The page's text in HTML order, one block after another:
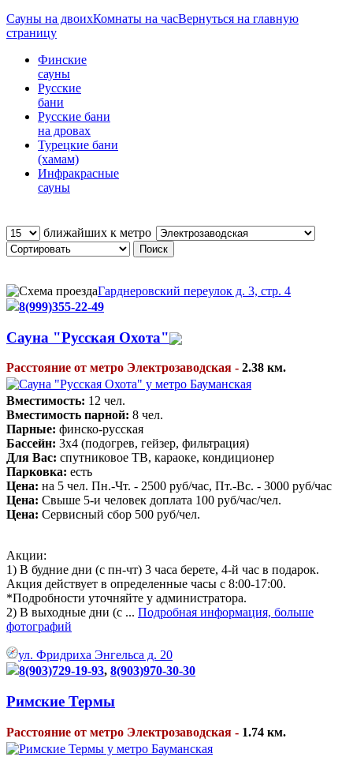
Сауны на двоихКомнаты на часВернуться на главную
страницу
Финские
сауны
Русские
бани
Русские бани
на дровах
Турецкие бани
(хамам)
Инфракрасные
сауны
ближайших к метро
Гарднеровский переулок д. 3, стр. 4
8(999)355-22-49
Cауна "Русская Охота"
Расстояние от метро Электрозаводская - 2.38 км.
Вместимость: 12 чел.
Вместимость парной: 8 чел.
Парные: финско-русская
Бассейн: 3х4 (подогрев, гейзер, фильтрация)
Для Вас: спутниковое ТВ, караоке, кондиционер
Парковка: есть
Цена: на 5 чел. Пн.-Чт. - 2500 руб/час, Пт.-Вс. - 3000 руб/час
Цена: Свыше 5-и человек доплата 100 руб/час/чел.
Цена: Сервисный сбор 500 руб/чел.
Акции:
1) В будние дни (с пн-чт) 3 часа берете, 4-й час в подарок.
Акция действует в определенные часы с 8:00-17:00.
*Подробности уточняйте у администратора.
2) В выходные дни (с ... Подробная информация, больше
фотографий
ул. Фридриха Энгельса д. 20
8(903)729-19-93, 8(903)970-30-30
Римские Термы
Расстояние от метро Электрозаводская - 1.74 км.